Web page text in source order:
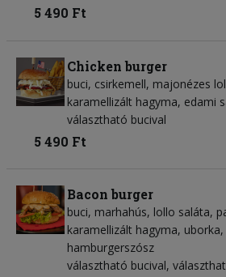
5 490 Ft
Chicken burger
buci, csirkemell, majonézes
karamellizált hagyma, edami
választható bucival
5 490 Ft
Bacon burger
buci, marhahús, lollo saláta,
karamellizált hagyma,
hamburgerszósz
választható bucival,